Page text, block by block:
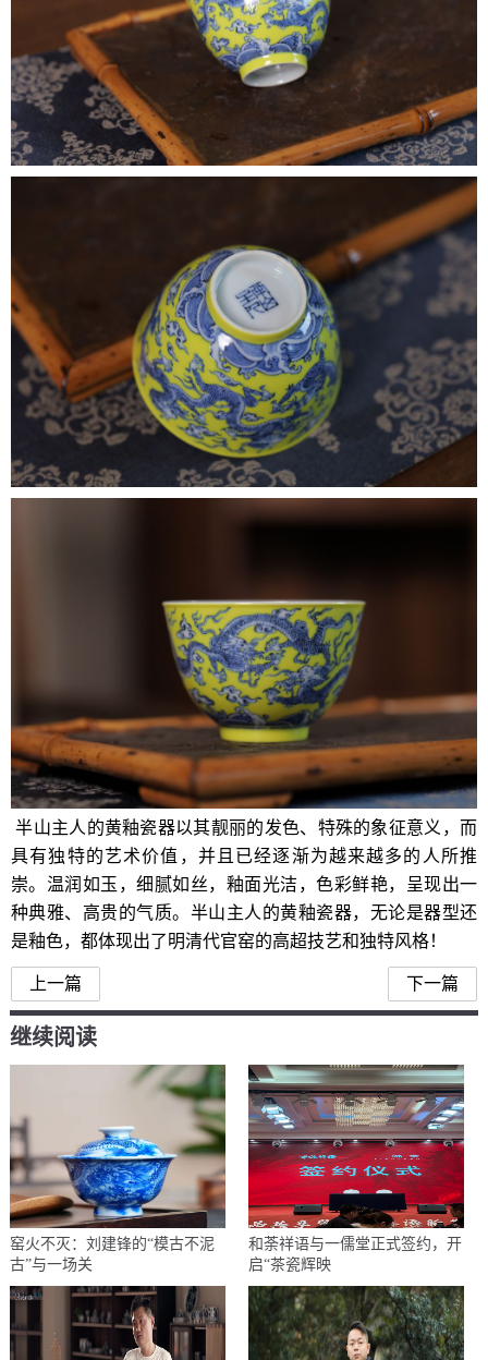
半山主人的黄釉瓷器以其靓丽的发色、特殊的象征意义，而
具有独特的艺术价值，并且已经逐渐为越来越多的人所推
崇。温润如玉，细腻如丝，釉面光洁，色彩鲜艳，呈现出一
种典雅、高贵的气质。半山主人的黄釉瓷器，无论是器型还
是釉色，都体现出了明清代官窑的高超技艺和独特风格！
上一篇 下一篇
继续阅读
窑火不灭：刘建锋的“模古不泥
古”与一场关
和荼祥语与一儒堂正式签约，开
启“茶瓷辉映